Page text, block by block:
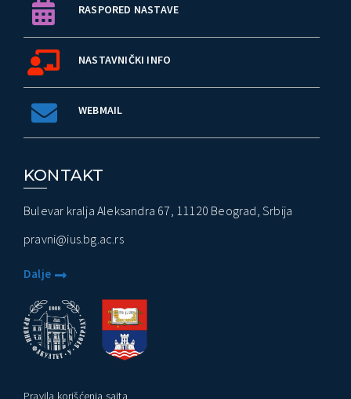
RASPORED NASTAVE
NASTAVNIČKI INFO
WEBMAIL
KONTAKT
Bulevar kralja Aleksandra 67, 11120 Beograd, Srbija
pravni@ius.bg.ac.rs
Dalje
Pravila korišćenja sajta